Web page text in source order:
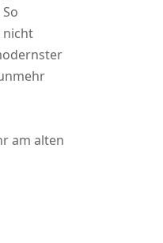
nicht
am alten